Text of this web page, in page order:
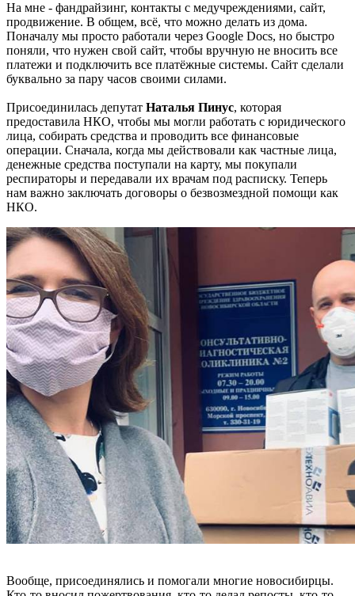
На мне - фандрайзинг, контакты с медучреждениями, сайт,
продвижение. В общем, всё, что можно делать из дома.
Поначалу мы просто работали через Google Docs, но быстро
поняли, что нужен свой сайт, чтобы вручную не вносить все
платежи и подключить все платёжные системы. Сайт сделали
буквально за пару часов своими силами.
Присоединилась депутат Наталья Пинус, которая
предоставила НКО, чтобы мы могли работать с юридического
лица, собирать средства и проводить все финансовые
операции. Сначала, когда мы действовали как частные лица,
денежные средства поступали на карту, мы покупали
респираторы и передавали их врачам под расписку. Теперь
нам важно заключать договоры о безвозмездной помощи как
НКО.
Вообще, присоединялись и помогали многие новосибирцы.